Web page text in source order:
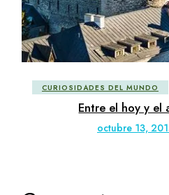
CURIOSIDADES DEL MUNDO
Entre el hoy y el
octubre 13,